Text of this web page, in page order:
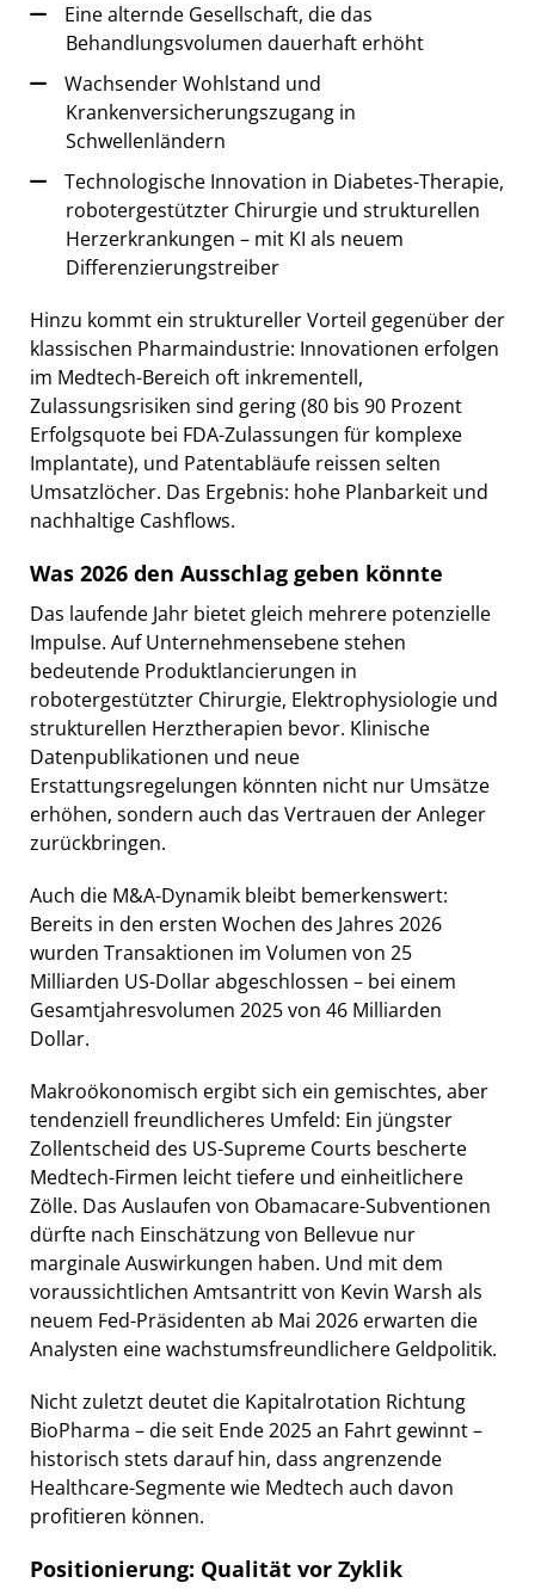
Eine alternde Gesellschaft, die das
Behandlungsvolumen dauerhaft erhöht
Wachsender Wohlstand und
Krankenversicherungszugang in
Schwellenländern
Technologische Innovation in Diabetes-Therapie,
robotergestützter Chirurgie und strukturellen
Herzerkrankungen – mit KI als neuem
Differenzierungstreiber
Hinzu kommt ein struktureller Vorteil gegenüber der
klassischen Pharmaindustrie: Innovationen erfolgen
im Medtech-Bereich oft inkrementell,
Zulassungsrisiken sind gering (80 bis 90 Prozent
Erfolgsquote bei FDA-Zulassungen für komplexe
Implantate), und Patentabläufe reissen selten
Umsatzlöcher. Das Ergebnis: hohe Planbarkeit und
nachhaltige Cashflows.
Was 2026 den Ausschlag geben könnte
Das laufende Jahr bietet gleich mehrere potenzielle
Impulse. Auf Unternehmensebene stehen
bedeutende Produktlancierungen in
robotergestützter Chirurgie, Elektrophysiologie und
strukturellen Herztherapien bevor. Klinische
Datenpublikationen und neue
Erstattungsregelungen könnten nicht nur Umsätze
erhöhen, sondern auch das Vertrauen der Anleger
zurückbringen.
Auch die M&A-Dynamik bleibt bemerkenswert:
Bereits in den ersten Wochen des Jahres 2026
wurden Transaktionen im Volumen von 25
Milliarden US-Dollar abgeschlossen – bei einem
Gesamtjahresvolumen 2025 von 46 Milliarden
Dollar.
Makroökonomisch ergibt sich ein gemischtes, aber
tendenziell freundlicheres Umfeld: Ein jüngster
Zollentscheid des US-Supreme Courts bescherte
Medtech-Firmen leicht tiefere und einheitlichere
Zölle. Das Auslaufen von Obamacare-Subventionen
dürfte nach Einschätzung von Bellevue nur
marginale Auswirkungen haben. Und mit dem
voraussichtlichen Amtsantritt von Kevin Warsh als
neuem Fed-Präsidenten ab Mai 2026 erwarten die
Analysten eine wachstumsfreundlichere Geldpolitik.
Nicht zuletzt deutet die Kapitalrotation Richtung
BioPharma – die seit Ende 2025 an Fahrt gewinnt –
historisch stets darauf hin, dass angrenzende
Healthcare-Segmente wie Medtech auch davon
profitieren können.
Positionierung: Qualität vor Zyklik